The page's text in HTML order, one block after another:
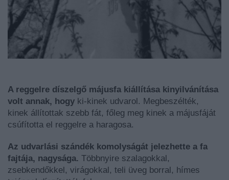
A reggelre díszelgő májusfa kiállítása kinyilvánítása
volt annak, hogy ki-kinek udvarol. Megbeszélték,
kinek állítottak szebb fát, főleg meg kinek a májusfáját
csúfította el reggelre a haragosa.
Az udvarlási szándék komolyságát jelezhette a fa
fajtája, nagysága. Többnyire szalagokkal,
zsebkendőkkel, virágokkal, teli üveg borral, hímes